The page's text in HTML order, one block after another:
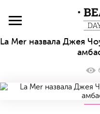
La Mer назвала Джея